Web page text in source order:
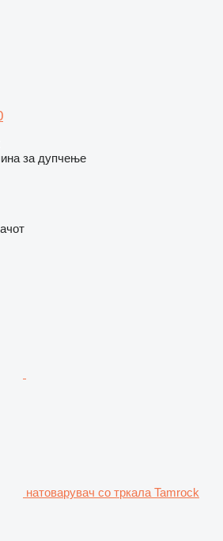
за дупчење
натоварувач со тркала Tamrock